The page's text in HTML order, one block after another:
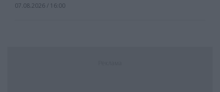
07.08.2026 / 16:00